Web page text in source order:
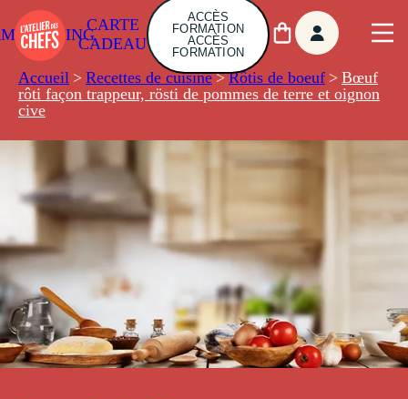
CARTE
CADEAU
ACCÈS
FORMATION
ACCÈS
FORMATION
Accueil > Recettes de cuisine > Rôtis de boeuf > Bœuf
rôti façon trappeur, rösti de pommes de terre et oignon
cive